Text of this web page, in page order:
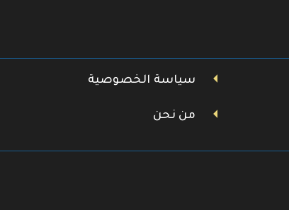
سياسة الخصوصية
من نحن